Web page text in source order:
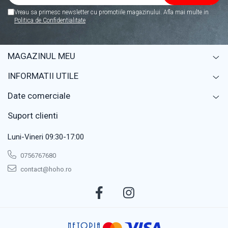
Vreau sa primesc newsletter cu promotiile magazinului. Afla mai multe in
Politica de Confidentialitate
MAGAZINUL MEU
INFORMATII UTILE
Date comerciale
Suport clienti
Luni-Vineri 09:30-17:00
0756767680
contact@hoho.ro